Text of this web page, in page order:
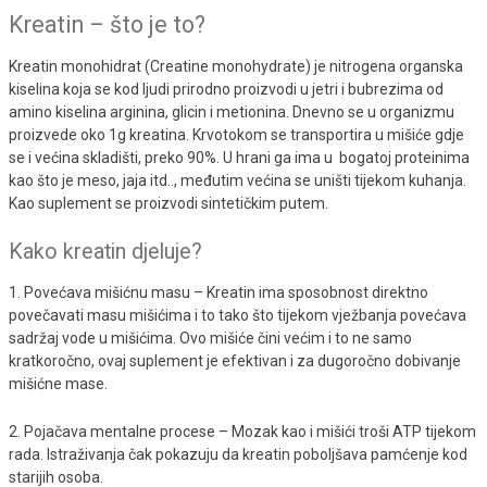
Kreatin – što je to?
Kreatin monohidrat (Creatine monohydrate) je nitrogena organska
kiselina koja se kod ljudi prirodno proizvodi u jetri i bubrezima od
amino kiselina arginina, glicin i metionina. Dnevno se u organizmu
proizvede oko 1g kreatina. Krvotokom se transportira u mišiće gdje
se i većina skladišti, preko 90%. U hrani ga ima u bogatoj proteinima
kao što je meso, jaja itd.., međutim većina se uništi tijekom kuhanja.
Kao suplement se proizvodi sintetičkim putem.
Kako kreatin djeluje?
1. Povećava mišićnu masu – Kreatin ima sposobnost direktno
povečavati masu mišićima i to tako što tijekom vježbanja povećava
sadržaj vode u mišićima. Ovo mišiće čini većim i to ne samo
kratkoročno, ovaj suplement je efektivan i za dugoročno dobivanje
mišićne mase.
2. Pojačava mentalne procese – Mozak kao i mišići troši ATP tijekom
rada. Istraživanja čak pokazuju da kreatin poboljšava pamćenje kod
starijih osoba.